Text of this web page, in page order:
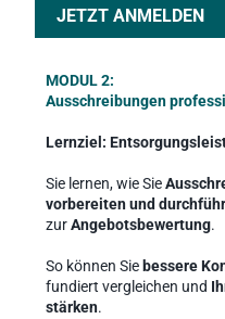
JETZT ANMELDEN
MODUL 2:
Ausschreibungen
Lernziel:
Sie lernen, wie Sie
vorbereiten und
zur Angebotsbewertung.
So können Sie bessere
fundiert vergleichen und
stärken.